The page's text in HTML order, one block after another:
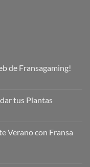
de Fransagaming!
tus Plantas
Verano con Fransa